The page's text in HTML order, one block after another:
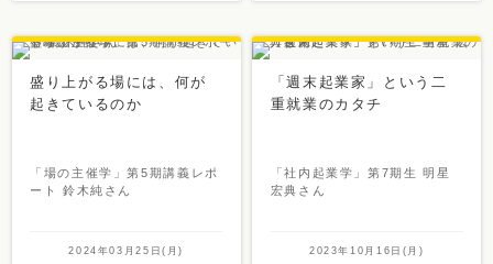
盛り上がる場には、何が
起きているのか
「場の主催学」第5期講義レポ
ート 鈴木純さん
2024年03月25日(月)
「週末起業家」という二
重就業のカタチ
「社内起業学」第7期生 明星
宏典さん
2023年10月16日(月)